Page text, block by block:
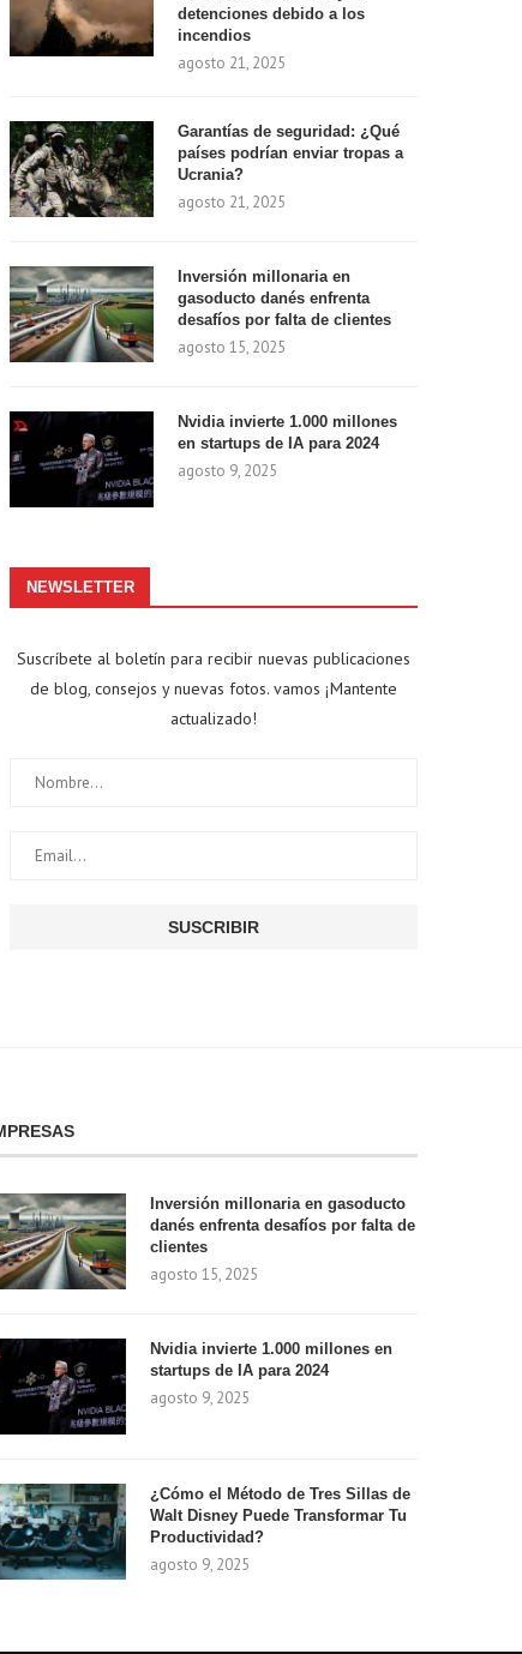
detenciones debido a los
incendios
agosto 21, 2025
Garantías de seguridad: ¿Qué
países podrían enviar tropas a
Ucrania?
agosto 21, 2025
Inversión millonaria en
gasoducto danés enfrenta
desafíos por falta de clientes
agosto 15, 2025
Nvidia invierte 1.000 millones
en startups de IA para 2024
agosto 9, 2025
NEWSLETTER
Suscríbete al boletín para recibir nuevas publicaciones
de blog, consejos y nuevas fotos. vamos ¡Mantente
actualizado!
Inversión millonaria en gasoducto
danés enfrenta desafíos por falta de
clientes
agosto 15, 2025
Nvidia invierte 1.000 millones en
startups de IA para 2024
agosto 9, 2025
¿Cómo el Método de Tres Sillas de
Walt Disney Puede Transformar Tu
Productividad?
agosto 9, 2025